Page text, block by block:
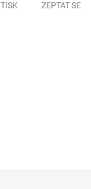
TISK ZEPTAT SE